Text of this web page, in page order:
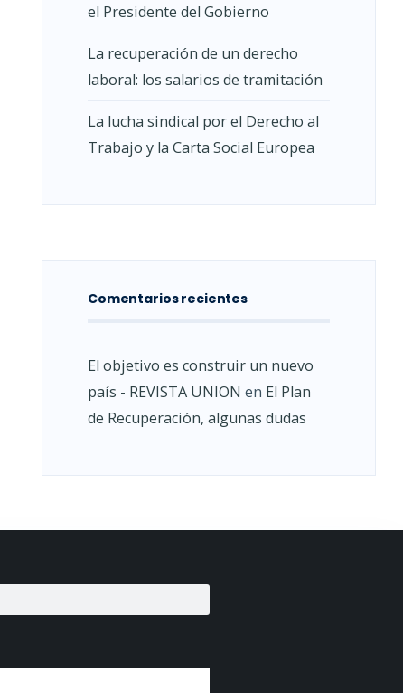
el Presidente del Gobierno
La recuperación de un derecho
laboral: los salarios de tramitación
La lucha sindical por el Derecho al
Trabajo y la Carta Social Europea
Comentarios recientes
El objetivo es construir un nuevo
país - REVISTA UNION en El Plan
de Recuperación, algunas dudas